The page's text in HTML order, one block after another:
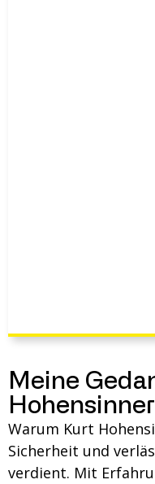
Meine
Hohensinner
Warum Kurt
Sicherheit und
verdient. Mit